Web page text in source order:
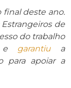
final deste ano.
de
do trabalho
e garantiua
para apoiar a